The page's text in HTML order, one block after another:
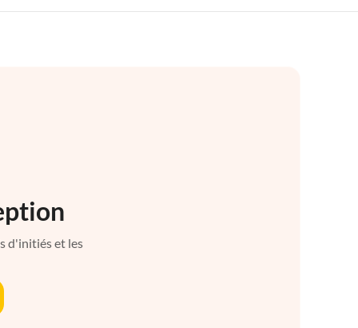
d'initiés et les